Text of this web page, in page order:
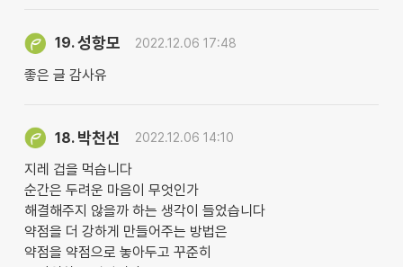
19.성항모 2022.12.06 17:48
좋은 글 감사유
18. 박천선 2022.12.06 14:10
지레 겁을 먹습니다
순간은 두려운 마음이 무엇인가
해결해주지 않을까 하는 생각이 들었습니다
약점을 더 강하게 만들어주는 방법은
약점을 약점으로 놓아두고 꾸준히